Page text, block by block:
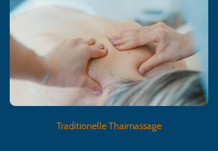
Traditionelle Thaimassage